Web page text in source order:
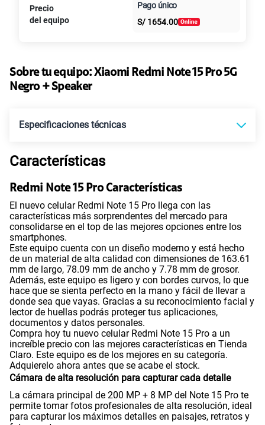
10GBen alta velocidad
S/
Ver más planes
Al contado Cuotas Claro
intereses
Precio
del equipo
Pago único
S/ 1654.00
Sobre tu equipo:Xiaomi Redmi Note 15 Pro 5G
Negro + Speaker
Especificaciones técnicas
Tecnología de Pantalla
Sistema operativo Android 15
Procesador MTK D7400 Ultra
Tamaño de Pantalla 6.83"
WiFI Si
Peso 210 gr
Características
Redmi Note 15 Pro Características
El nuevo celular Redmi Note 15 Pro llega con las
características más sorprendentes del mercado para
consolidarse en el top de las mejores opciones entre los
smartphones.
Este equipo cuenta con un diseño moderno y está hecho
de un material de alta calidad con dimensiones de 163.61
mm de largo, 78.09 mm de ancho y 7.78 mm de grosor.
Además, este equipo es ligero y con bordes curvos, lo que
hace que se sienta perfecto en la mano y fácil de llevar a
donde sea que vayas. Gracias a su reconocimiento facial y
lector de huellas podrás proteger tus aplicaciones,
documentos y datos personales.
Compra hoy tu nuevo celular Redmi Note 15 Pro a un
increíble precio con las mejores características en Tienda
Claro. Este equipo es de los mejores en su categoría.
Adquierelo ahora antes que se acabe el stock.
Cámara de alta resolución para capturar cada detalle
La cámara principal de 200 MP + 8 MP del Note 15 Pro te
permite tomar fotos profesionales de alta resolución, ideal
para capturar los máximos detalles en paisajes, retratos y